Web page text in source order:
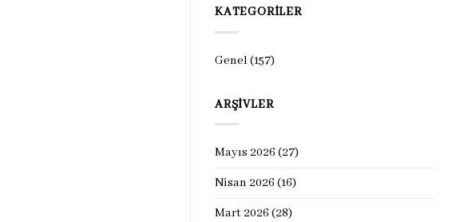
KATEGORILER
Genel(157)
ARŞIVLER
Mayıs 2026 (27)
Nisan 2026 (16)
Mart 2026 (28)